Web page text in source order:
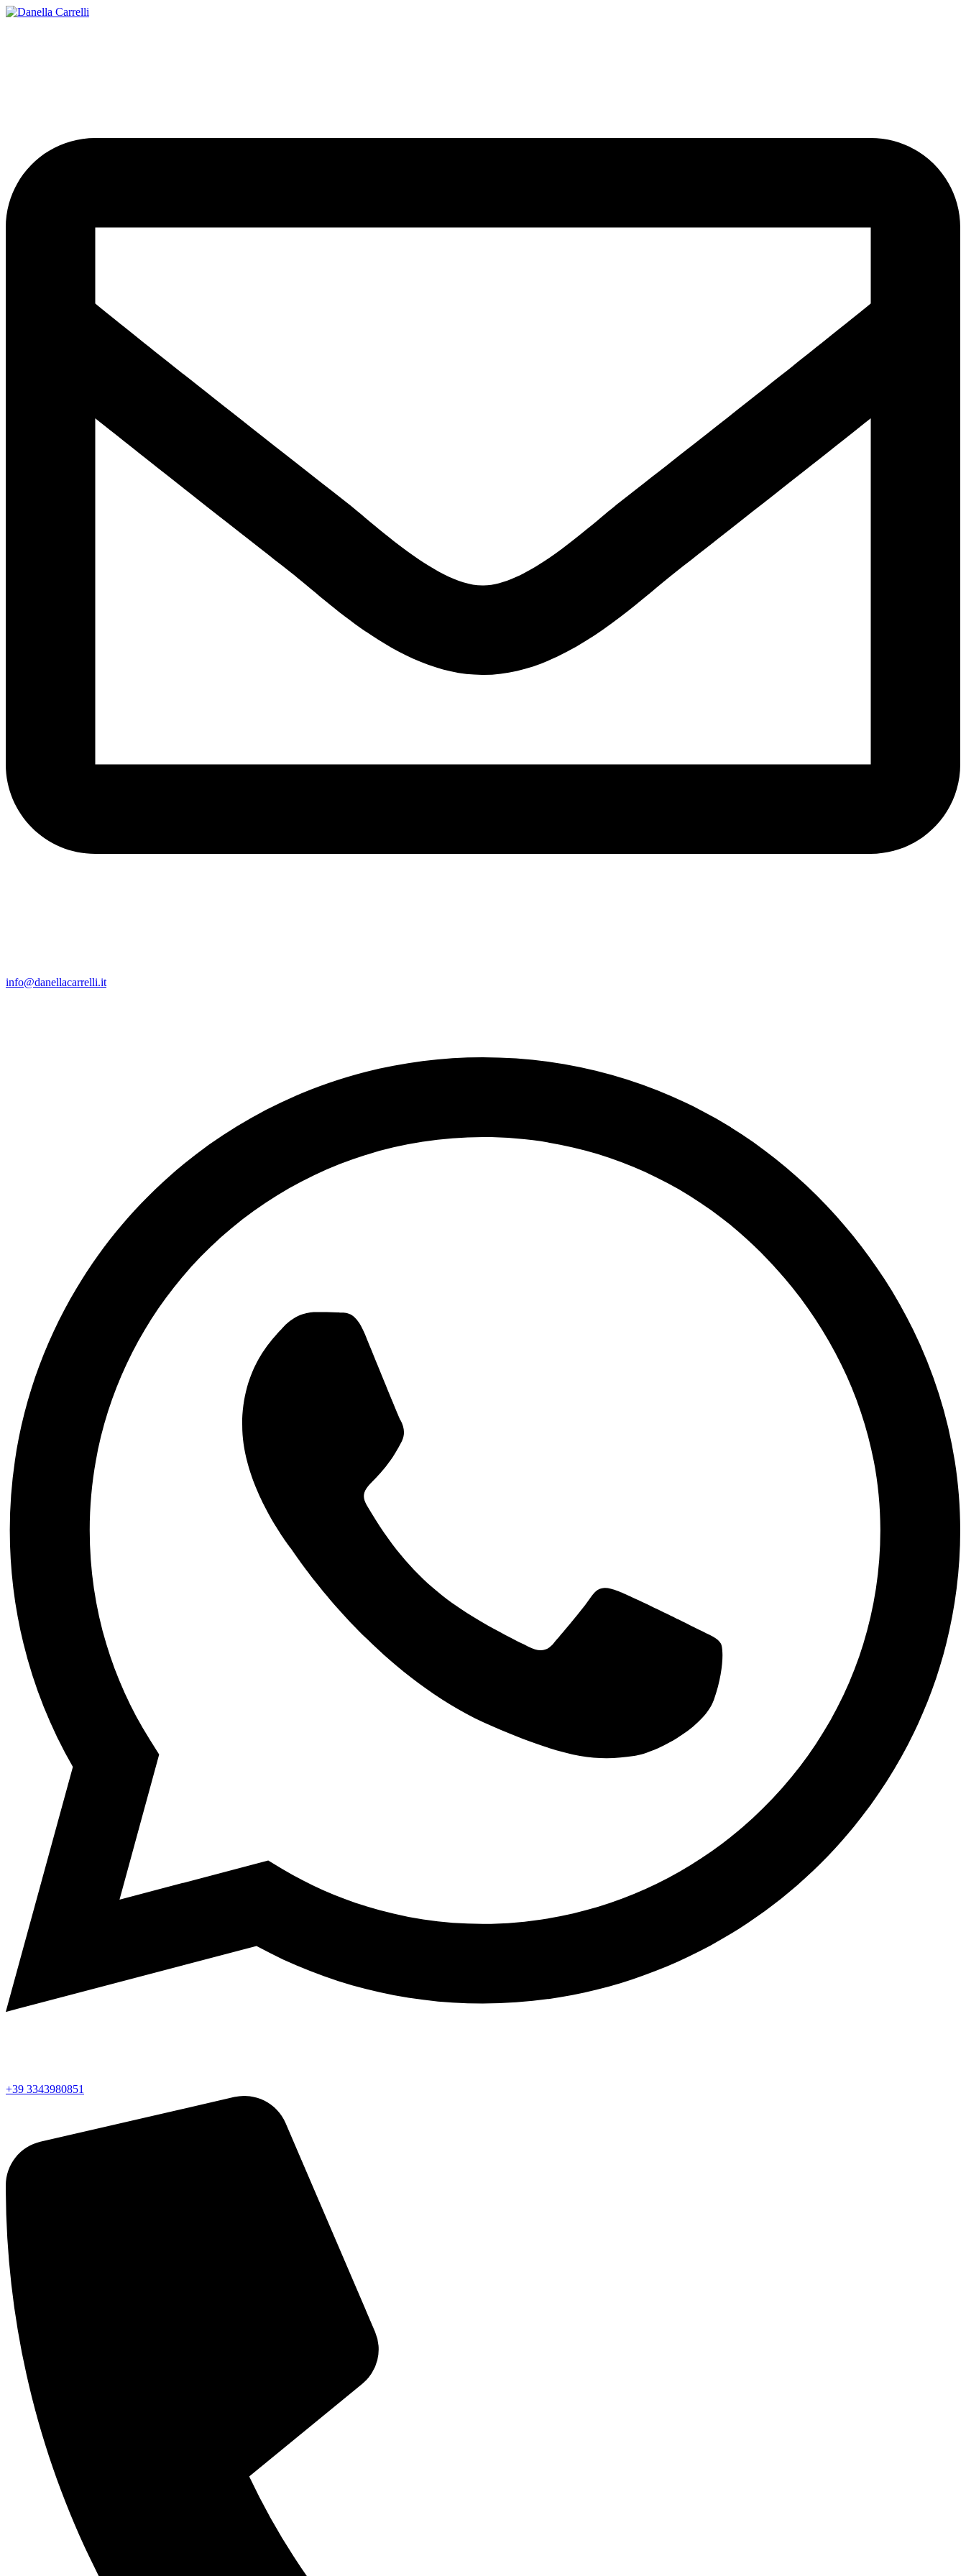
info@danellacarrelli.it
+39 3343980851